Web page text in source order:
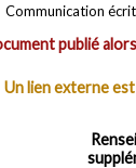
Communication
publié
Un lien externe